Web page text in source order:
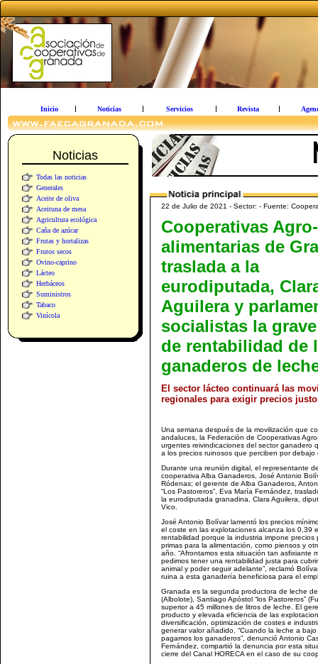
Inicio Noticias Servicios Revista
Noticias
Todas las noticias
Generales
Aceite de oliva
Aceituna de mesa
Agricultura ecológica
Caña de azúcar
Frutas y hortalizas
Frutos secos
Ovino-caprino
Lácteo
Herbáceos
Suministros
Tabaco
Vinícola
22 de Julio de 2021 - Sector: - Fuente:
Cooperativas Agro-
alimentarias de
traslada a la
eurodiputada,
Aguilera y
socialistas la
de rentabilidad de
ganaderos de
El sector lácteo continuará las
regionales para exigir precios
Una semana después de la movilización que
andaluces, la Federación de Cooperativas
urgentes reivindicaciones del sector ganadero
a los precios ruinosos que perciben por
Durante una reunión digital, el representante
cooperativa Alba Ganaderos, José Antonio
Ródenas; el gerente de Alba Ganaderos,
“Los Pastoreros”, Eva María Fernández,
la eurodiputada granadina, Clara Aguilera,
Vico.
José Antonio Bolívar lamentó los precios
el coste en las explotaciones alcanza los 0,39
rentabilidad porque la industria impone
primas para la alimentación, como piensos y
año. “Afrontamos esta situación tan asfixiante
pedimos tener una rentabilidad justa para
animal y poder seguir adelante”, reclamó
ruina a esta ganadería beneficiosa para el
Granada es la segunda productora de leche
(Albolote), Santiago Apóstol “los Pastoreros”
superior a 45 millones de litros de leche. El
producto y elevada eficiencia de las
diversificación, optimización de costes e
generar valor añadido. “Cuando la leche a
pagamos los ganaderos”, denunció Antonio
Fernández, compartió la denuncia por esta
cierre del Canal HORECA en el caso de su